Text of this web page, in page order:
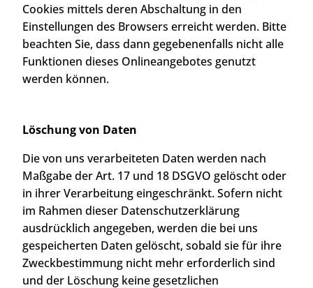
Cookies mittels deren Abschaltung in den
Einstellungen des Browsers erreicht werden. Bitte
beachten Sie, dass dann gegebenenfalls nicht alle
Funktionen dieses Onlineangebotes genutzt
werden können.
Löschung von Daten
Die von uns verarbeiteten Daten werden nach
Maßgabe der Art. 17 und 18 DSGVO gelöscht oder
in ihrer Verarbeitung eingeschränkt. Sofern nicht
im Rahmen dieser Datenschutzerklärung
ausdrücklich angegeben, werden die bei uns
gespeicherten Daten gelöscht, sobald sie für ihre
Zweckbestimmung nicht mehr erforderlich sind
und der Löschung keine gesetzlichen